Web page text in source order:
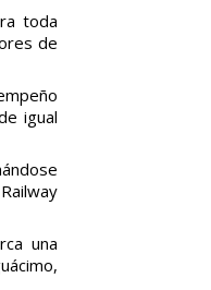
toda
de
igual
una